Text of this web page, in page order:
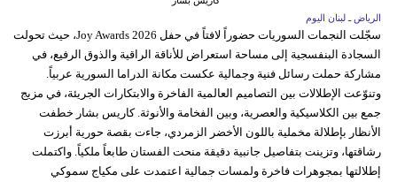
الرياض ـ لبنان اليوم
سجّلت النجمات السوريات حضوراً لافتاً في حفل Joy Awards 2026، حيث تحولت
السجادة البنفسجية إلى مساحة استعراض للأناقة الراقية والذوق الرفيع، في
مشاركة حملت رسائل فنية وجمالية عكست مكانة الدراما السورية عربياً.
وتنوّعت الإطلالات بين التصاميم العالمية الفاخرة والابتكارات الجريئة، في مزيج
جمع بين الكلاسيكية والعصرية، وبين الفخامة والأنوثة. كاريس بشار خطفت
الأنظار بإطلالة مخملية باللون الأخضر الزمردي، جاءت بقصة حورية أبرزت
رشاقتها، وتزينت بتفاصيل جانبية دقيقة منحت الفستان طابعاً ملكياً. واكتملت
إطلالتها بمجوهرات فاخرة ولمسات جمالية اعتمدت على مكياج سموكي